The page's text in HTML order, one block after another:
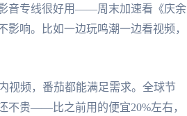
音专线很好用——周末加速看《庆余
响。比如一边玩鸣潮一边看视频，
视频，番茄都能满足需求。全球节
不贵——比之前用的便宜20%左右，